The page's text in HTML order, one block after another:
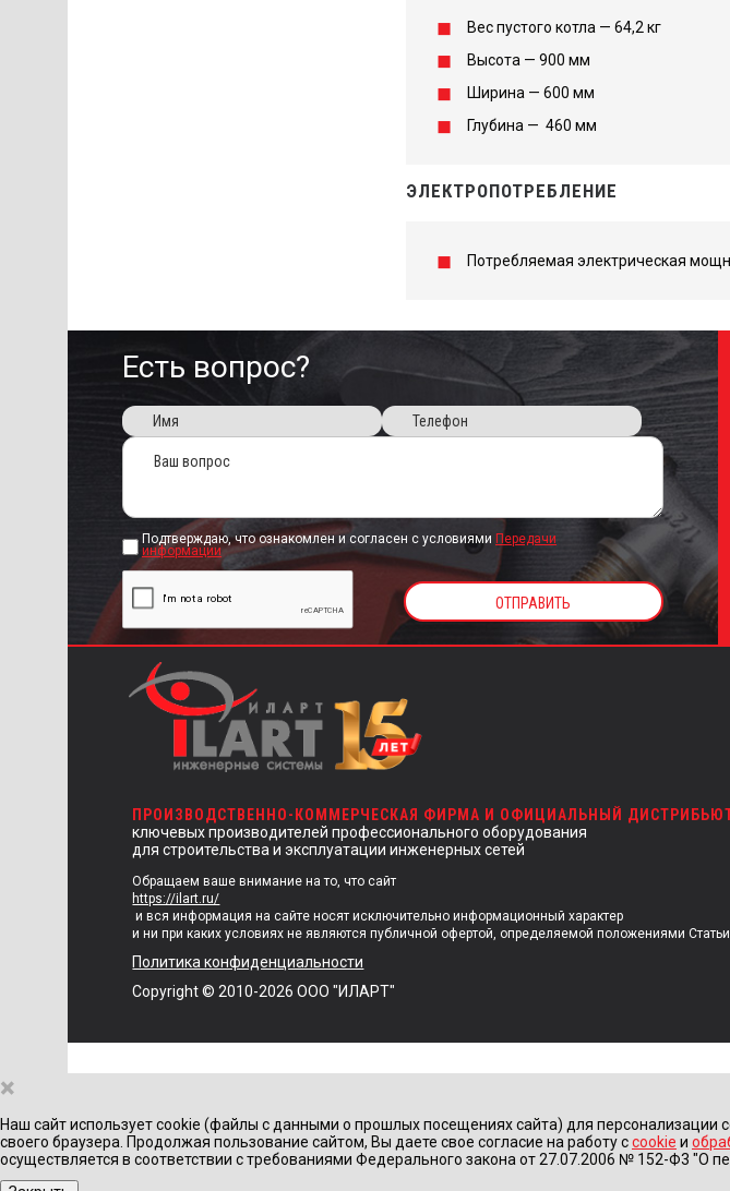
Вес пустого котла — 64,2 кг
Высота — 900 мм
Ширина — 600 мм
Глубина — 460 мм
ЭЛЕКТРОПОТРЕБЛЕНИЕ
Потребляемая электрическая
Есть вопрос?
Подтверждаю, что ознакомлен и согласен с условиями Передачи
информации
ПРОИЗВОДСТВЕННО-КОММЕРЧЕСКАЯ ФИРМА И ОФИЦИАЛЬНЫЙ
ключевых производителей профессионального оборудования
для строительства и эксплуатации инженерных сетей
Обращаем ваше внимание на то, что сайт
https://ilart.ru/
и вся информация на сайте носят исключительно информационный характер
и ни при каких условиях не являются публичной офертой, определяемой положениями
Политика конфиденциальности
Copyright © 2010-2026 ООО "ИЛАРТ"
×
Наш сайт использует cookie (файлы с данными о прошлых посещениях сайта) для персонализации
своего браузера. Продолжая пользование сайтом, Вы даете свое согласие на работу сcookie и
осуществляется в соответствии с требованиями Федерального закона от 27.07.2006 № 152-Ф3 "О